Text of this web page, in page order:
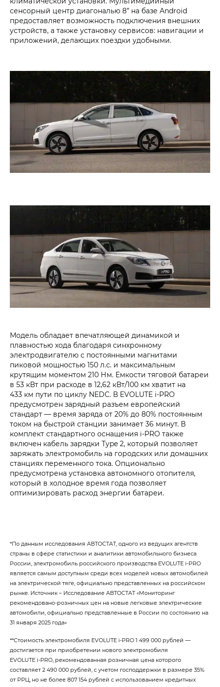
сенсорный центр диагональю 8” на базе Android
предоставляет возможность подключения внешних
устройств, а также установку сервисов: навигации и
приложений, делающих поездки удобными.
Модель обладает впечатляющей динамикой и
плавностью хода благодаря синхронному
электродвигателю с постоянными магнитами
пиковой мощностью 150 л.с. и максимальным
крутящим моментом 210 Нм. Емкости тяговой батареи
в 53 кВт при расходе в 12,62 кВт/100 км хватит на
433 км пути по циклу NEDC. В EVOLUTE i‑PRO
предусмотрен зарядный разъем европейский
стандарт — время заряда от 20% до 80% постоянным
током на быстрой станции занимает 36 минут. В
комплект стандартного оснащения i‑PRO также
включен кабель зарядки Type 2, который позволяет
заряжать электромобиль на городских или домашних
станциях переменного тока. Опционально
предусмотрена установка автономного отопителя,
который в холодное время года позволяет
оптимизировать расход энергии батареи.
*По данным исследования АВТОСТАТ, одного из ведущих агентств
страны в сфере статистики и аналитики автомобильного бизнеса
России, электромобиль российского производства EVOLUTE i‑PRO
является самым доступным среди всех моделей новых автомобилей
на электрической тяге, официально представленных на российском
рынке. Источник – Исследование АВТОСТАТ «Мониторинг
рекомендовано-розничных цен на новые легковые электрические
автомобили, официально представленные в России по состоянию на
31 января 2025 года»
**Стоимость электромобиля EVOLUTE i‑PRO 1 499 000 рублей —
достигается при приобретении нового электромобиля
EVOLUTE i‑PRO, рекомендованная розничная цена которого
составляет 2 490 000 рублей, с учетом господдержки в размере 35%
от РРЦ, но не более 807 154 рублей с использованием кредитных